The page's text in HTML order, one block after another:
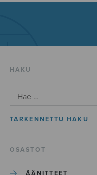
HAKU
TARKENNETTU HAKU
OSASTOT
ÄÄNITTEET